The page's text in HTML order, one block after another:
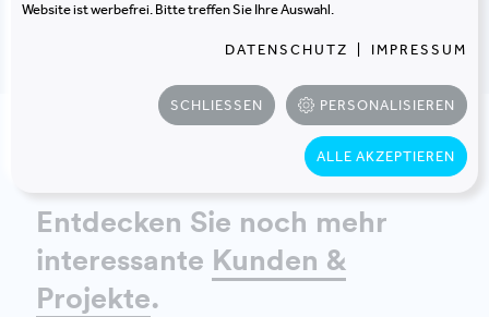
DETAILS ANZEIGEN
Entdecken Sie noch mehr
interessante Kunden &
Projekte.
Website ist werbefrei. Bitte treffen Sie Ihre Auswahl.
DATENSCHUTZ IMPRESSUM
SCHLIESSEN PERSONALISIEREN
ALLE AKZEPTIEREN